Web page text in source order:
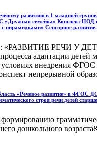
развитию в 1 младшей группе,
«Дружная семейка» Конспект НОД
пирамидками» Сенсорное развитие.
«РАЗВИТИЕ РЕЧИ У
адаптации детей
условиях внедрения
непрерывной
«Речевое развитие» в ФГОС
строя речи детей
дошкольного